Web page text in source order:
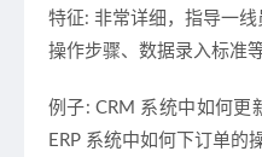
特征: 非常详细，指导一
操作步骤、数据录入标准等
例子: CRM 系统中如何更
ERP 系统中如何下订单的